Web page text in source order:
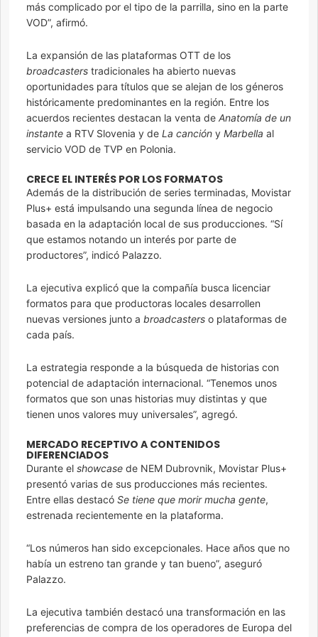
más complicado por el tipo de la parrilla, sino en la parte
VOD”, afirmó.
La expansión de las plataformas OTT de los
broadcasters tradicionales ha abierto nuevas
oportunidades para títulos que se alejan de los géneros
históricamente predominantes en la región. Entre los
acuerdos recientes destacan la venta de Anatomía de un
instante a RTV Slovenia y de La canción y Marbella al
servicio VOD de TVP en Polonia.
CRECE EL INTERÉS POR LOS FORMATOS
Además de la distribución de series terminadas, Movistar
Plus+ está impulsando una segunda línea de negocio
basada en la adaptación local de sus producciones. “Sí
que estamos notando un interés por parte de
productores”, indicó Palazzo.
La ejecutiva explicó que la compañía busca licenciar
formatos para que productoras locales desarrollen
nuevas versiones junto a broadcasters o plataformas de
cada país.
La estrategia responde a la búsqueda de historias con
potencial de adaptación internacional. “Tenemos unos
formatos que son unas historias muy distintas y que
tienen unos valores muy universales”, agregó.
MERCADO RECEPTIVO A CONTENIDOS
DIFERENCIADOS
Durante el showcase de NEM Dubrovnik, Movistar Plus+
presentó varias de sus producciones más recientes.
Entre ellas destacó Se tiene que morir mucha gente,
estrenada recientemente en la plataforma.
“Los números han sido excepcionales. Hace años que no
había un estreno tan grande y tan bueno”, aseguró
Palazzo.
La ejecutiva también destacó una transformación en las
preferencias de compra de los operadores de Europa del